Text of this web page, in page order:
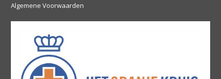
Algemene Voorwaarden